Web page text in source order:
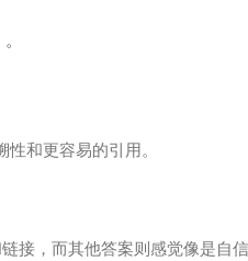
和更容易的引用。
接，而其他答案则感觉像是